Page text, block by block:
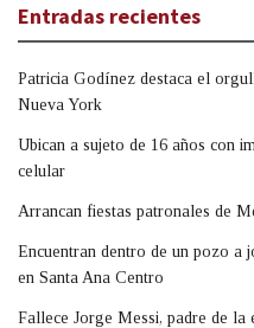
Entradas recientes
Patricia Godínez destaca el
Nueva York
Ubican a sujeto de 16 años con
celular
Arrancan fiestas patronales de
Encuentran dentro de un pozo a
en Santa Ana Centro
Fallece Jorge Messi, padre de